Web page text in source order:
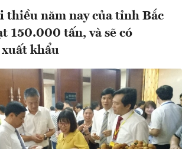
thiều năm nay của tỉnh Bắc
150.000 tấn, và sẽ có
khẩu